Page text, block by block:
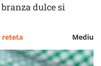
dulce si
Mediu